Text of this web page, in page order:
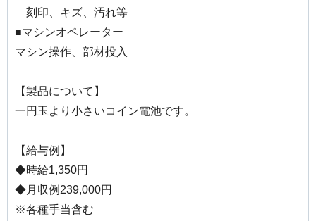
刻印、キズ、汚れ等
■マシンオペレーター
マシン操作、部材投入
【製品について】
一円玉より小さいコイン電池です。
【給与例】
◆時給1,350円
◆月収例239,000円
※各種手当含む